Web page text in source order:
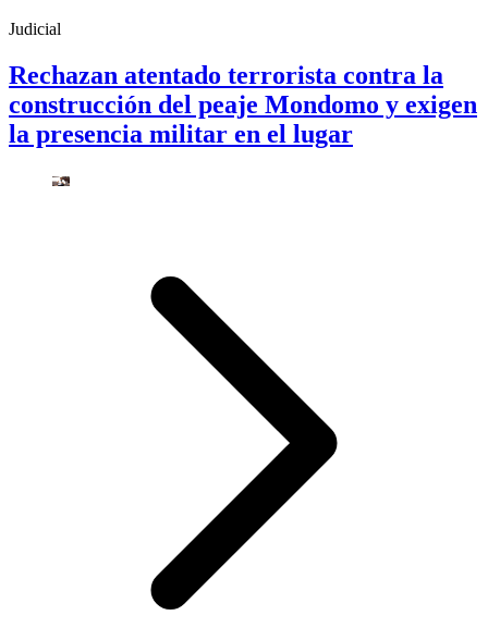
Judicial
Rechazan atentado terrorista contra la
construcción del peaje Mondomo y exigen
la presencia militar en el lugar